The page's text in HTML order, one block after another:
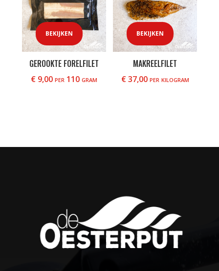
BEKIJKEN
GEROOKTE FORELFILET
€9,00per 110 gram
BEKIJKEN
MAKREELFILET
€37,00per kilogram